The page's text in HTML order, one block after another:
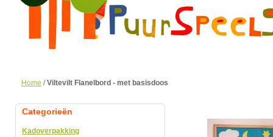
Home /Viltevilt Flanelbord - met basisdoos
Categorieën
Kadoverpakking